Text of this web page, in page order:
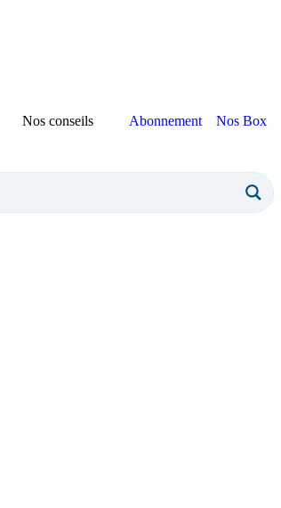
Nos conseils Abonnement Nos Box